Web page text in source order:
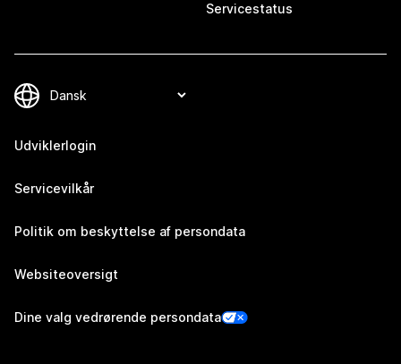
Servicestatus
Udviklerlogin
Servicevilkår
Politik om beskyttelse af persondata
Websiteoversigt
Dine valg vedrørende persondata